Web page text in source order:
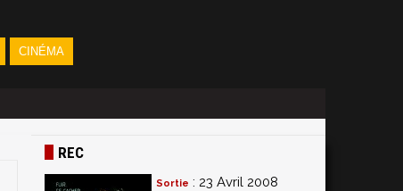
CINÉMA
REC
Sortie : 23 Avril 2008